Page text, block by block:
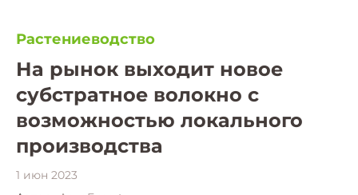
Растениеводство
На рынок выходит новое
субстратное волокно с
возможностью локального
производства
1 июн 2023